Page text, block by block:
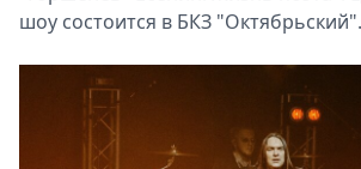
шоу состоится в БКЗ "Октябрьский".